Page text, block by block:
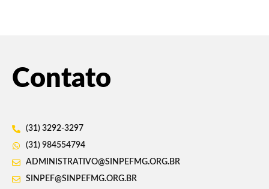
Contato
(31) 3292-3297
(31) 984554794
ADMINISTRATIVO@SINPEFMG.ORG.BR
SINPEF@SINPEFMG.ORG.BR